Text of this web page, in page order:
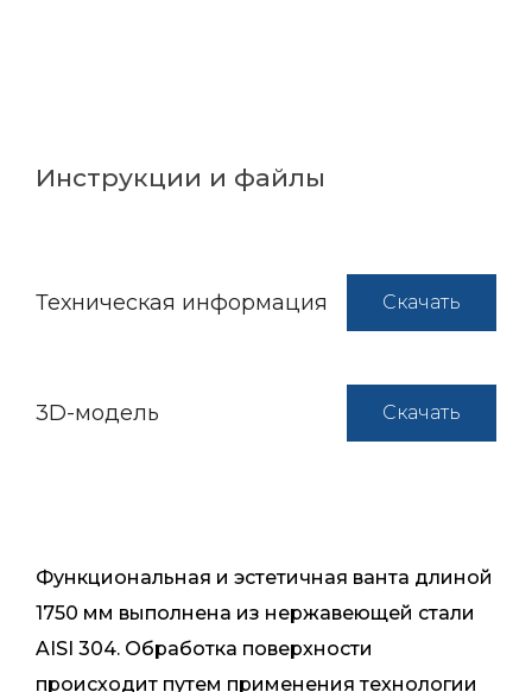
Инструкции и файлы
Техническая информация Скачать
3D-модель Скачать
Функциональная и эстетичная ванта длиной
1750 мм выполнена из нержавеющей стали
AISI 304. Обработка поверхности
происходит путем применения технологии